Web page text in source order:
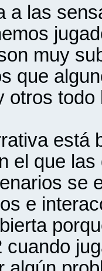
a las
muy
que
otros todo
está
el que
se
e
cuando